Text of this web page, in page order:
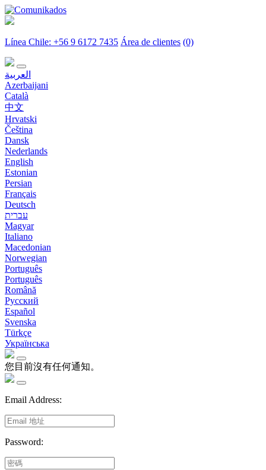
Línea Chile: +56 9 6172 7435 Área de clientes (0)
العربية
Azerbaijani
Català
中文
Hrvatski
Čeština
Dansk
Nederlands
English
Estonian
Persian
Français
Deutsch
עברית
Magyar
Italiano
Macedonian
Norwegian
Português
Português
Română
Русский
Español
Svenska
Türkçe
Українська
您目前沒有任何通知。
Email Address:
Password: